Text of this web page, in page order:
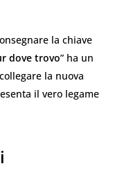
la chiave
dove trovo” ha un
la nuova
il vero legame